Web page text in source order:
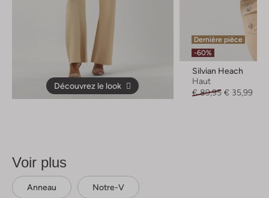
Découvrez le look
Dernière pièce
-60%
Silvian Heach
Haut
€ 89,95 € 35,99
Voir plus
Anneau Notre-V